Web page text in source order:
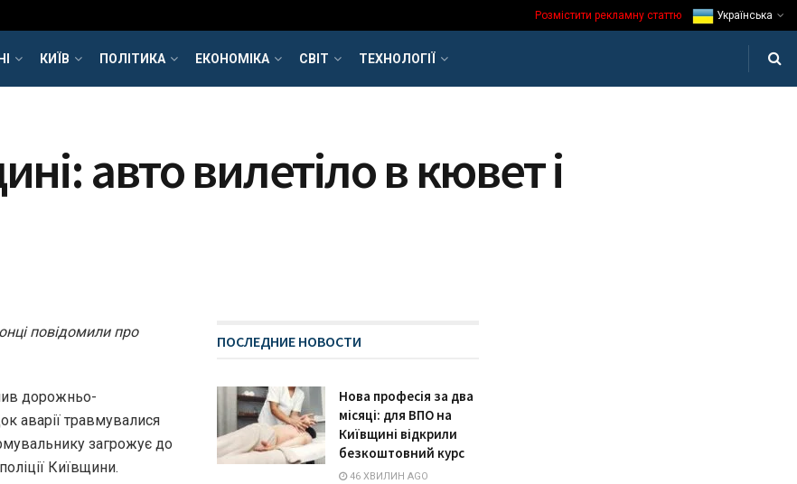
Розмістити рекламну статтю Українська
КИЇВ ПОЛІТИКА ЕКОНОМІКА СВІТ ТЕХНОЛОГІЇ
авто вилетіло в кювет і
повідомили про
дорожньо-
аварії травмувалися
загрожує до
Київщини.
ПОСЛЕДНИЕ НОВОСТИ
Нова професія за два
місяці: для ВПО на
Київщині відкрили
безкоштовний курс
46 ХВИЛИН AGO